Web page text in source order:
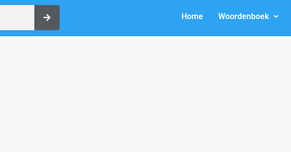
Home Woordenboek